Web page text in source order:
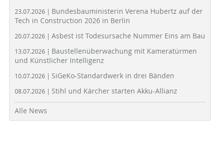
23.07.2026 | Bundesbauministerin Verena Hubertz auf der
Tech in Construction 2026 in Berlin
20.07.2026 | Asbest ist Todesursache Nummer Eins am Bau
13.07.2026 | Baustellenüberwachung mit Kameratürmen
und Künstlicher Intelligenz
10.07.2026 | SiGeKo-Standardwerk in drei Bänden
08.07.2026 | Stihl und Kärcher starten Akku-Allianz
Alle News